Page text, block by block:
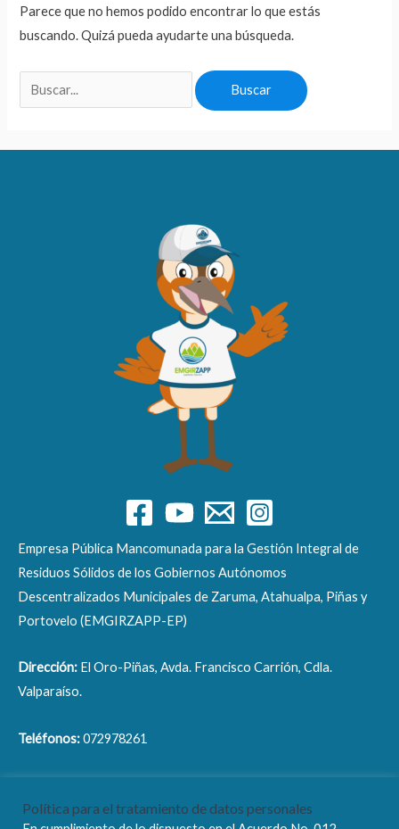
Parece que no hemos podido encontrar lo que estás
buscando. Quizá pueda ayudarte una búsqueda.
Empresa Pública Mancomunada para la Gestión Integral de
Residuos Sólidos de los Gobiernos Autónomos
Descentralizados Municipales de Zaruma, Atahualpa, Piñas y
Portovelo (EMGIRZAPP-EP)
Dirección: El Oro-Piñas, Avda. Francisco Carrión, Cdla.
Valparaíso.
Teléfonos:072978261
Política para el tratamiento de datos personales